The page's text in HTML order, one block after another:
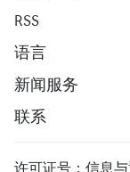
RSS
语言
新闻服务
联系
许可证号：信息与